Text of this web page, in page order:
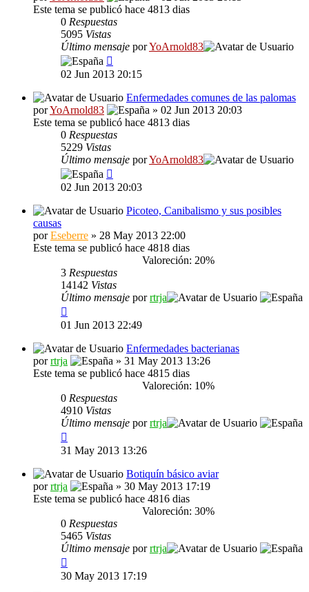
Este tema se publicó hace 4813 dias
0 Respuestas
5095 Vistas
Último mensaje porYoArnold83
02 Jun 2013 20:15
Enfermedades comunes de las palomas
porYoArnold83
» 02 Jun 2013 20:03
Este tema se publicó hace 4813 dias
0 Respuestas
5229 Vistas
Último mensaje porYoArnold83
02 Jun 2013 20:03
Picoteo, Canibalismo y sus posibles
causas
porEseberre » 28 May 2013 22:00
Este tema se publicó hace 4818 dias
Valoreción: 20%
3 Respuestas
14142 Vistas
Último mensaje porrtrja
01 Jun 2013 22:49
Enfermedades bacterianas
porrtrja
» 31 May 2013 13:26
Este tema se publicó hace 4815 dias
Valoreción: 10%
0 Respuestas
4910 Vistas
Último mensaje porrtrja
31 May 2013 13:26
Botiquín básico aviar
porrtrja
» 30 May 2013 17:19
Este tema se publicó hace 4816 dias
Valoreción: 30%
0 Respuestas
5465 Vistas
Último mensaje porrtrja
30 May 2013 17:19